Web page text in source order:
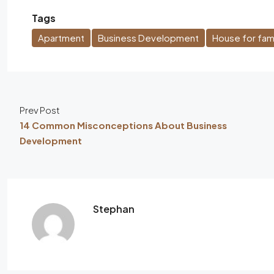
Tags
Apartment Business Development House for
Prev Post
14 Common Misconceptions About Business
Development
Stephan